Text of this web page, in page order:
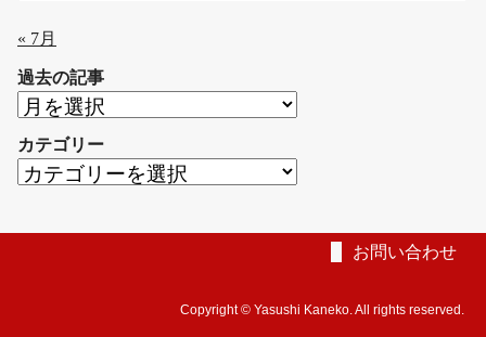
« 7月
過去の記事
過
の
記
カテゴリー
カ
お問い合わせ
Copyright © Yasushi Kaneko. All rights reserved.